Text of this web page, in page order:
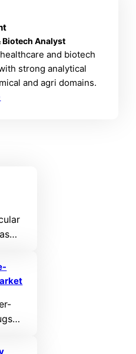
Biotech Analyst
and biotech
strong analytical
and agri domains.
is